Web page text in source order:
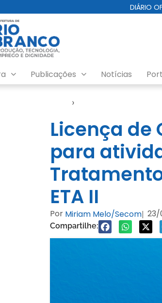
DIÁRIO
Publicações Notícias
›
Licença de
para
ETA II
Por Miriam Melo/Secom| 23/
Compartilhe: